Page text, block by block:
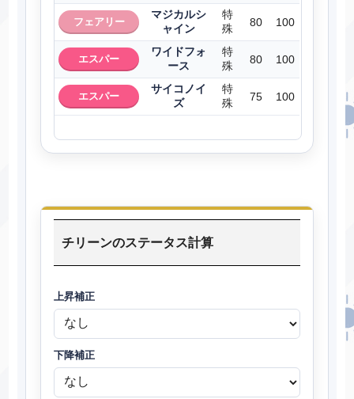
フェアリー
マジカルシ
ャイン
特
殊
80 100
エスパー
ワイドフォ
ース
特
殊
80 100
エスパー
サイコノイ
ズ
特
殊
75 100
チリーンのステータス計算
上昇補正
下降補正